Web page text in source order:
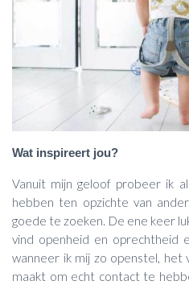
Wat inspireert jou?
Vanuit mijn geloof probeer ik
hebben ten opzichte van
goede te zoeken. De ene keer
vind openheid en oprechtheid
wanneer ik mij zo openstel, het
maakt om echt contact te